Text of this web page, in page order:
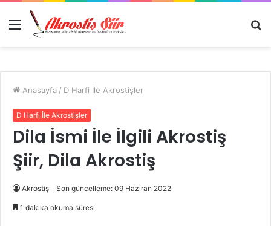
Menü
Anasayfa / D Harfi İle Akrostişler
D Harfi İle Akrostişler
Dila İsmi İle İlgili Akrostiş
Şiir, Dila Akrostiş
Akrostiş Son güncelleme: 09 Haziran 2022
1 dakika okuma süresi